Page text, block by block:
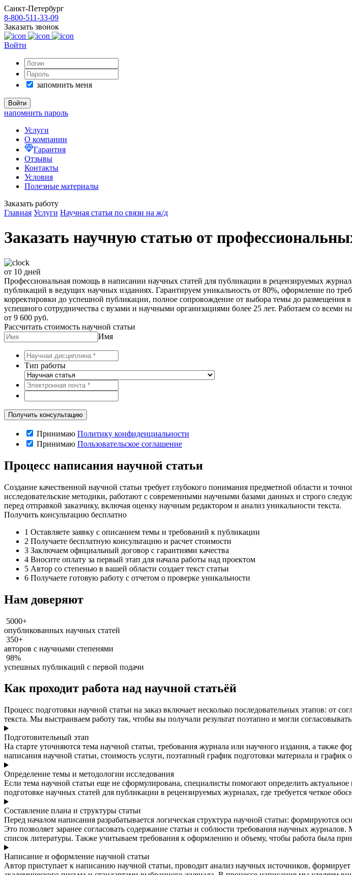
Санкт-Петербург
8-800-511-33-09
Заказать звонок
Войти
запомнить меня
напомнить пароль
Услуги
О компании
Гарантия
Отзывы
Контакты
Условия
Полезные материалы
Заказать работу
Главная Услуги Научная статья по связи на ж/д
Заказать научную статью от
от 10 дней
Профессиональная помощь в написании научных статей для публикации в рецензируемых
публикаций в ведущих научных изданиях. Гарантируем уникальность от 80%, оформление по
корректировки до успешной публикации, полное сопровождение от выбора темы до
успешного сотрудничества с вузами и научными организациями более 25 лет. Работаем со
от 9 600 руб.
Рассчитать стоимость научной статьи
Имя
Тип работы
Принимаю Политику конфиденциальности
Принимаю Пользовательское соглашение
Процесс написания научной статьи
Создание качественной научной статьи требует глубокого понимания предметной области и
исследовательские методики, работают с современными научными базами данных и строго
перед отправкой заказчику, включая оценку научным редактором и анализ уникальности текста.
Получить консультацию бесплатно
1 Оставляете заявку с описанием темы и требований к публикации
2 Получаете бесплатную консультацию и расчет стоимости
3 Заключаем официальный договор с гарантиями качества
4 Вносите оплату за первый этап для начала работы над проектом
5 Автор со степенью в вашей области создает текст статьи
6 Получаете готовую работу с отчетом о проверке уникальности
Нам доверяют
5000+
опубликованных научных статей
350+
авторов с научными степенями
98%
успешных публикаций с первой подачи
Как проходит работа над научной статьёй
Процесс подготовки научной статьи на заказ включает несколько последовательных этапов: от
текста. Мы выстраиваем работу так, чтобы вы получали результат поэтапно и могли
Подготовительный этап
На старте уточняются тема научной статьи, требования журнала или научного издания, а также
написания научной статьи, стоимость услуги, поэтапный график подготовки материала и график
Определение темы и методологии исследования
Если тема научной статьи еще не сформулирована, специалисты помогают определить
подготовке научных статей для публикации в рецензируемых журналах, где требуется четкое
Составление плана и структуры статьи
Перед началом написания разрабатывается логическая структура научной статьи: формируются
Это позволяет заранее согласовать содержание статьи и соблюсти требования научных
список литературы. Также учитываем требования к оформлению и объему, чтобы работа была
Написание и оформление научной статьи
Автор приступает к написанию научной статьи, проводит анализ научных источников,